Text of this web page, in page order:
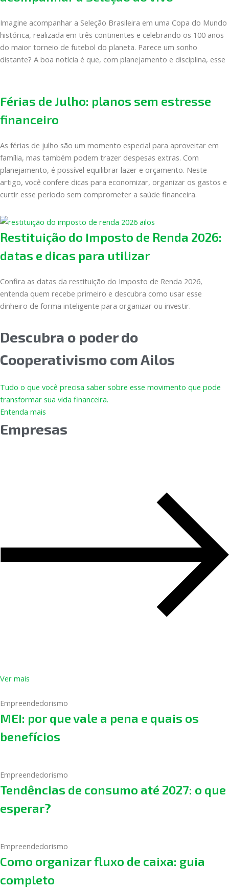
Imagine acompanhar a Seleção Brasileira em uma Copa do Mundo
histórica, realizada em três continentes e celebrando os 100 anos
do maior torneio de futebol do planeta. Parece um sonho
distante? A boa notícia é que, com planejamento e disciplina, esse
Férias de Julho: planos sem estresse
financeiro
As férias de julho são um momento especial para aproveitar em
família, mas também podem trazer despesas extras. Com
planejamento, é possível equilibrar lazer e orçamento. Neste
artigo, você confere dicas para economizar, organizar os gastos e
curtir esse período sem comprometer a saúde financeira.
Restituição do Imposto de Renda 2026:
datas e dicas para utilizar
Confira as datas da restituição do Imposto de Renda 2026,
entenda quem recebe primeiro e descubra como usar esse
dinheiro de forma inteligente para organizar ou investir.
Descubra o poder do
Cooperativismo com Ailos
Tudo o que você precisa saber sobre esse movimento que pode
transformar sua vida financeira.
Entenda mais
Empresas
Ver mais
Empreendedorismo
MEI: por que vale a pena e quais os
benefícios
Empreendedorismo
Tendências de consumo até 2027: o que
esperar?
Empreendedorismo
Como organizar fluxo de caixa: guia
completo